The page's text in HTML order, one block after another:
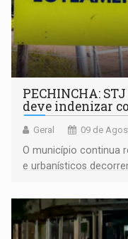
PECHINCHA:
deve indenizar
Geral 09 de
O município continua
e urbanísticos